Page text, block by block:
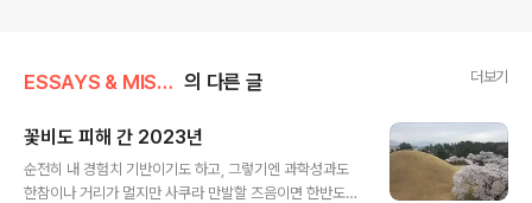
ESSAYS & MISCELLANIES 의 다른 글 더보기
꽃비도 피해 간 2023년
순전히 내 경험치 기반이기도 하고, 그렇기엔 과학성과도
한참이나 거리가 멀지만 사쿠라 만발할 즈음이면 한반도엔